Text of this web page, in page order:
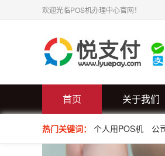
欢迎光临POS机办理中心官网！
首页 关于我们
热门关键词： 个人用POS机 公